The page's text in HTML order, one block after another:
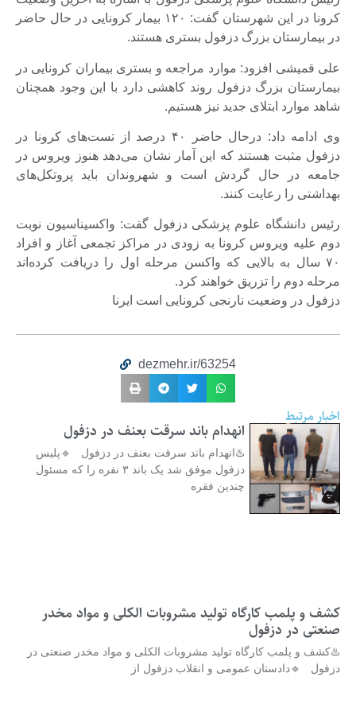
کرونا در این شهرستان گفت: ۱۲۰ بیمار کرونایی در حال حاضر
در بیمارستان بزرگ دزفول بستری هستند.
علی قمیشی افزود: موارد مراجعه و بستری بیماران کرونایی در
بیمارستان بزرگ دزفول روند کاهشی دارد با این وجود همچنان
شاهد موارد ابتلای جدید نیز هستیم.
وی ادامه داد: درحال حاضر ۴۰ درصد از تست‌های کرونا در
دزفول مثبت هستند که این آمار نشان می‌دهد هنوز ویروس در
جامعه در حال گردش است و شهروندان باید پروتکل‌های
بهداشتی را رعایت کنند.
رئیس دانشگاه علوم پزشکی دزفول گفت: واکسیناسیون نوبت
دوم علیه ویروس کرونا به زودی در مراکز تجمعی آغاز و افراد
۷۰ سال به بالایی که واکسن مرحله اول را دریافت کرده‌اند
مرحله دوم را تزریق خواهند کرد.
دزفول در وضعیت نارنجی کرونایی است ایرنا
dezmehr.ir/63254
اخبار مرتبط
انهدام باند سرقت بعنف در دزفول
♨️انهدام باند سرقت بعنف در دزفول 🔹پلیس
دزفول موفق شد یک باند ۳ نفره را که مسئول
چندین فقره
کشف و پلمب کارگاه تولید مشروبات الکلی و مواد مخدر
صنعتی در دزفول
♨️کشف و پلمب کارگاه تولید مشروبات الکلی و مواد مخدر صنعتی در
دزفول 🔹دادستان عمومی و انقلاب دزفول از